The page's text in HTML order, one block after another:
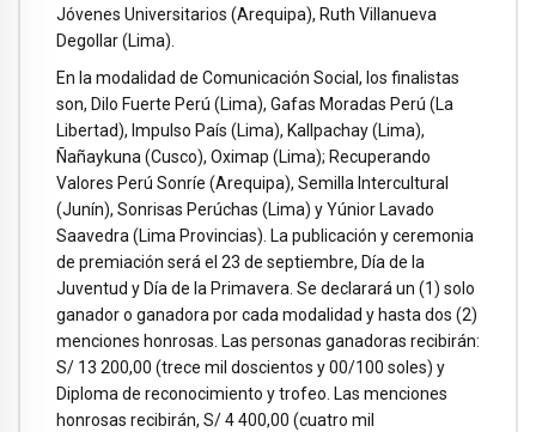
Jóvenes Universitarios (Arequipa), Ruth Villanueva
Degollar (Lima).
En la modalidad de Comunicación Social, los finalistas
son, Dilo Fuerte Perú (Lima), Gafas Moradas Perú (La
Libertad), Impulso País (Lima), Kallpachay (Lima),
Ñañaykuna (Cusco), Oximap (Lima); Recuperando
Valores Perú Sonríe (Arequipa), Semilla Intercultural
(Junín), Sonrisas Perúchas (Lima) y Yúnior Lavado
Saavedra (Lima Provincias). La publicación y ceremonia
de premiación será el 23 de septiembre, Día de la
Juventud y Día de la Primavera. Se declarará un (1) solo
ganador o ganadora por cada modalidad y hasta dos (2)
menciones honrosas. Las personas ganadoras recibirán:
S/ 13 200,00 (trece mil doscientos y 00/100 soles) y
Diploma de reconocimiento y trofeo. Las menciones
honrosas recibirán, S/ 4 400,00 (cuatro mil